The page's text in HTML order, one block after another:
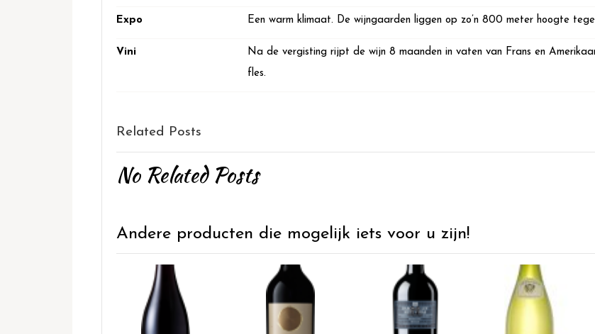
Expo Een warm klimaat. De wijngaarden liggen op zo’n 800 meter hoogte
Vini
Na de vergisting rijpt de wijn 8 maanden in vaten van Frans en
fles.
Related Posts
No Related Posts
Andere producten die mogelijk iets voor u zijn!